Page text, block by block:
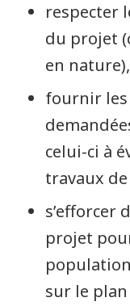
respecter
du projet
en
fournir
celui-ci à
travaux
s’efforcer
projet
sur le